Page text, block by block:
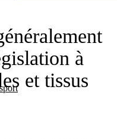
à
et tissus